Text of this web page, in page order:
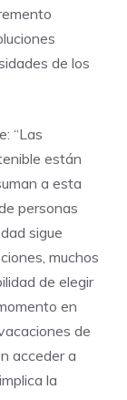
de los
“Las
están
a esta
personas
sigue
muchos
de elegir
en
de
acceder a
la